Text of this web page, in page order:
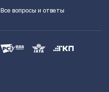
Все вопросы и ответы